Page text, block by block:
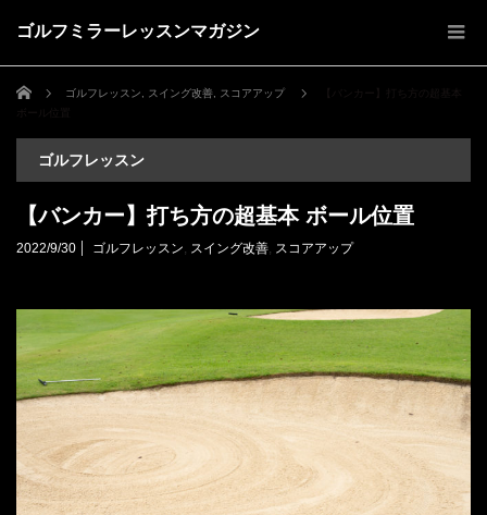
ゴルフミラーレッスンマガジン
ホーム ゴルフレッスン スイング改善 スコアアップ
ゴルフレッスン
【バンカー】打ち方の超基本 ボール位置
2022/9/30 ゴルフレッスン, スイング改善, スコアアップ